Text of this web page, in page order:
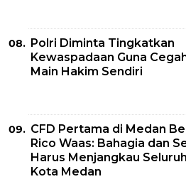
Polri Diminta Tingkatkan
Kewaspadaan Guna
Main Hakim Sendiri
CFD Pertama di Medan
Rico Waas: Bahagia dan
Harus Menjangkau
Kota Medan